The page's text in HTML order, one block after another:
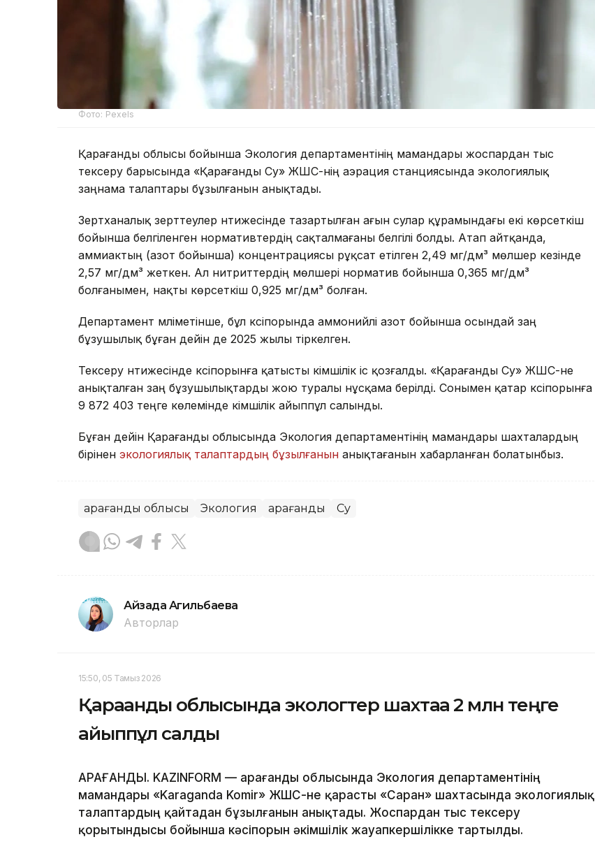
Фото: Pexels
Қарағанды облысы бойынша Экология департаментінің мамандары жоспардан тыс
тексеру барысында «Қарағанды Су» ЖШС-нің аэрация станциясында экологиялық
заңнама талаптары бұзылғанын анықтады.
Зертханалық зерттеулер нәтижесінде тазартылған ағын сулар құрамындағы екі көрсеткіш
бойынша белгіленген нормативтердің сақталмағаны белгілі болды. Атап айтқанда,
аммиактың (азот бойынша) концентрациясы рұқсат етілген 2,49 мг/дм³ мөлшер кезінде
2,57 мг/дм³ жеткен. Ал нитриттердің мөлшері норматив бойынша 0,365 мг/дм³
болғанымен, нақты көрсеткіш 0,925 мг/дм³ болған.
Департамент мәліметінше, бұл кәсіпорында аммонийлі азот бойынша осындай заң
бұзушылық бұған дейін де 2025 жылы тіркелген.
Тексеру нәтижесінде кәсіпорынға қатысты әкімшілік іс қозғалды. «Қарағанды Су» ЖШС-не
анықталған заң бұзушылықтарды жою туралы нұсқама берілді. Сонымен қатар кәсіпорынға
9 872 403 теңге көлемінде әкімшілік айыппұл салынды.
Бұған дейін Қарағанды облысында Экология департаментінің мамандары шахталардың
бірінен экологиялық талаптардың бұзылғанын анықтағанын хабарланған болатынбыз.
Қарағанды облысы Экология Қарағанды Су
Айзада Агильбаева
Авторлар
15:50, 05 Тамыз 2026
Қарағанды облысында экологтер шахтаға 2 млн теңге
айыппұл салды
ҚАРАҒАНДЫ. KAZINFORM — Қарағанды облысында Экология департаментінің
мамандары «Karaganda Komir» ЖШС-не қарасты «Саран» шахтасында экологиялық
талаптардың қайтадан бұзылғанын анықтады. Жоспардан тыс тексеру
қорытындысы бойынша кәсіпорын әкімшілік жауапкершілікке тартылды.